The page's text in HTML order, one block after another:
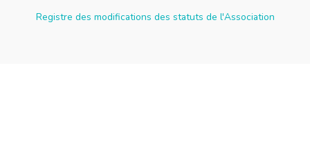
Registre des modifications des statuts de l'Association